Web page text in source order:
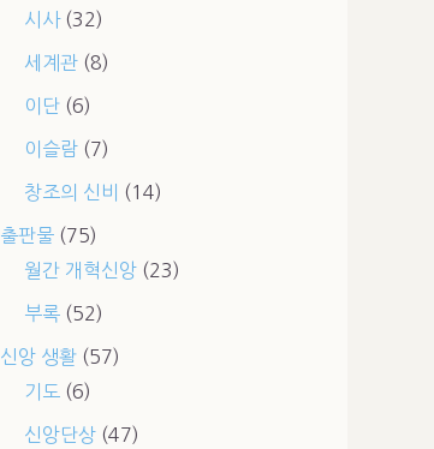
시사(32)
세계관(8)
이단(6)
이슬람(7)
창조의 신비 (14)
출판물(75)
월간 개혁신앙(23)
부록(52)
신앙 생활(57)
기도 (6)
신앙단상(47)